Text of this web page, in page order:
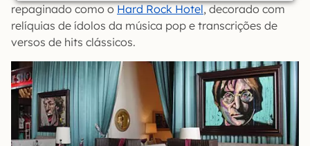
repaginado como oHard Rock Hotel, decorado com
relíquias de ídolos da música pop e transcrições de
versos de hits clássicos.